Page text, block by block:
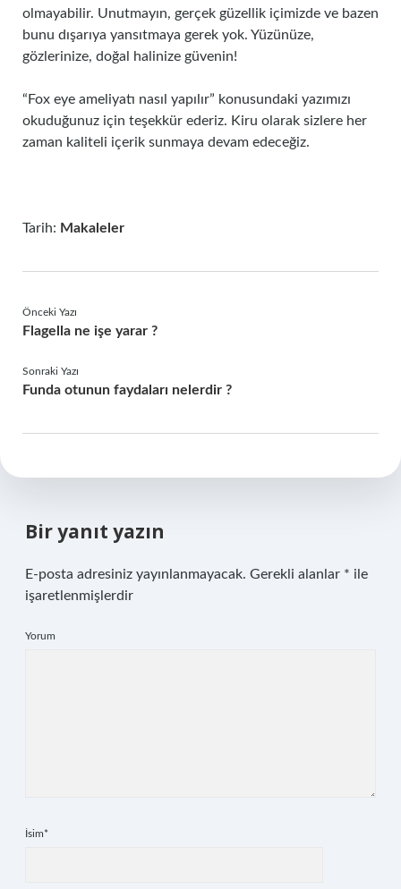
olmayabilir. Unutmayın, gerçek güzellik içimizde ve bazen
bunu dışarıya yansıtmaya gerek yok. Yüzünüze,
gözlerinize, doğal halinize güvenin!
“Fox eye ameliyatı nasıl yapılır” konusundaki yazımızı
okuduğunuz için teşekkür ederiz. Kiru olarak sizlere her
zaman kaliteli içerik sunmaya devam edeceğiz.
Tarih: Makaleler
Önceki Yazı
Flagella ne işe yarar ?
Sonraki Yazı
Funda otunun faydaları nelerdir ?
Bir yanıt yazın
E-posta adresiniz yayınlanmayacak. Gerekli alanlar * ile
işaretlenmişlerdir
Yorum
İsim*